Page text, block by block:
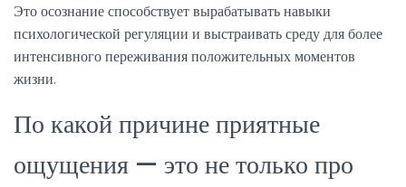
Это осознание способствует вырабатывать навыки
психологической регуляции и выстраивать среду для более
интенсивного переживания положительных моментов
жизни.
По какой причине приятные
ощущения — это не только про